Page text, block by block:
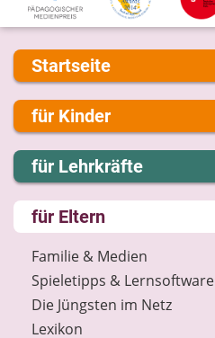
Startseite
Über uns
Presse
Kontakt
Impressum
Internet-ABC Sitemap
Barrierefreiheit
Länderprojekte
für Kinder
Lernen und Schule
Hobby und Freizeit
Spiel und Spaß
Mitreden und Mitmachen
Lexikon
Datenschutz
Newsletter
für Lehrkräfte
Lernmodule
Unterrichts­materialien
Internet-ABC-Schule
Praxishilfen
Aktuelles
Materialbestellung
für Eltern
Familie & Medien
Spieletipps & Lernsoftware
Die Jüngsten im Netz
Lexikon